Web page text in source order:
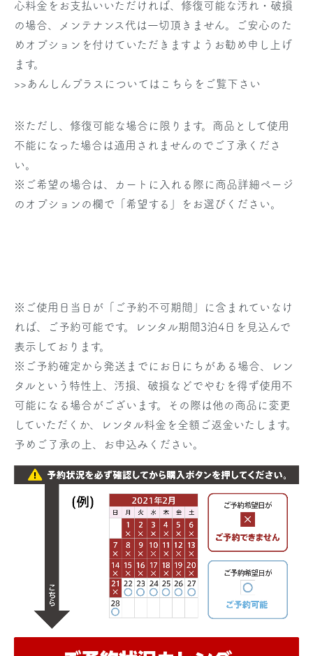
心料金をお支払いいただければ、修復可能な汚れ・破損
の場合、メンテナンス代は一切頂きません。ご安心のた
めオプションを付けていただきますようお勧め申し上げ
ます。
>>あんしんプラスについてはこちらをご覧下さい
※ただし、修復可能な場合に限ります。商品として使用
不能になった場合は適用されませんのでご了承くださ
い。
※ご希望の場合は、カートに入れる際に商品詳細ページ
のオプションの欄で「希望する」をお選びください。
※ ご使用日当日 が「ご予約不可期間」に含まれていなけ
れば、ご予約可能です。レンタル期間3泊4日を見込んで
表示しております。
※ご予約確定から発送までにお日にちがある場合、レン
タルという特性上、汚損、破損などでやむを得ず使用不
可能になる場合がございます。その際は他の商品に変更
していただくか、レンタル料金を全額ご返金いたします。
予めご了承の上、お申込みください。